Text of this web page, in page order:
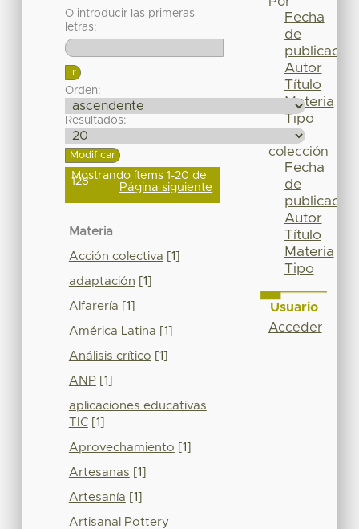
O introducir las primeras
letras:
Orden:
Resultados:
Mostrando ítems 1-20 de
128 Página siguiente
Materia
Acción colectiva [1]
adaptación [1]
Alfarería [1]
América Latina [1]
Análisis crítico [1]
ANP[1]
aplicaciones educativas
TIC[1]
Aprovechamiento [1]
Artesanas [1]
Artesanía [1]
Artisanal Pottery
Fecha
de
publicación
Autor
Título
Materia
Tipo
colección
Fecha
de
publicación
Autor
Título
Materia
Tipo
Usuario
Acceder